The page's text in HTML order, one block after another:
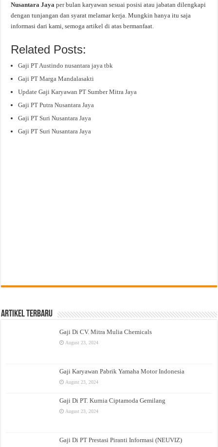
Nusantara Jayaper bulan karyawan sesuai posisi atau jabatan dilengkapi
dengan tunjangan dan syarat melamar kerja. Mungkin hanya itu saja
informasi dari kami, semoga artikel di atas bermanfaat.
Related Posts:
Gaji PT Austindo nusantara jaya tbk
Gaji PT Marga Mandalasakti
Update Gaji Karyawan PT Sumber Mitra Jaya
Gaji PT Putra Nusantara Jaya
Gaji PT Suri Nusantara Jaya
Gaji PT Suri Nusantara Jaya
Artikel Terbaru
Gaji Di CV. Mitra Mulia Chemicals
August 23, 2024
Gaji Karyawan Pabrik Yamaha Motor Indonesia
August 23, 2024
Gaji Di PT. Kurnia Ciptamoda Gemilang
August 23, 2024
Gaji Di PT Prestasi Piranti Informasi (NEUVIZ)